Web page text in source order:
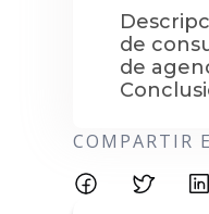
de
de
COMPARTIR